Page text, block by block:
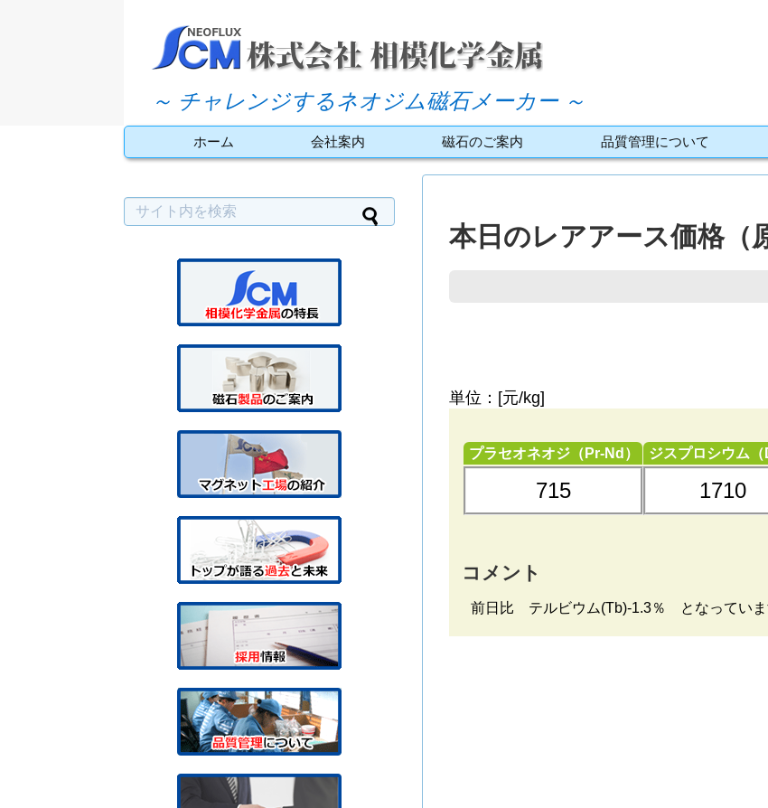
～ チャレンジするネオジム磁石メーカー ～
ホーム 会社案内 磁石のご案内 品質管理について
本日のレアアース価格（
単位：[元/kg]
プラセオネオジ（Pr-Nd）
715
ジスプロシウム（
1710
コメント
前日比 テルビウム(Tb)-1.3％ となっていま